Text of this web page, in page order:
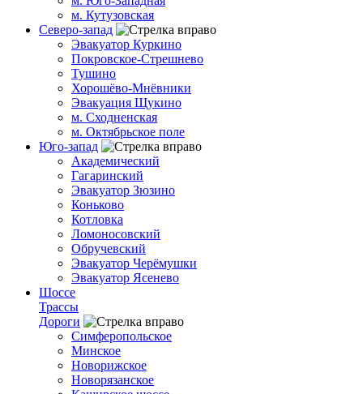
м. Кутузовская
Северо-запад
Эвакуатор Куркино
Покровское-Стрешнево
Тушино
Хорошёво-Мнёвники
Эвакуация Щукино
м. Сходненская
м. Октябрьское поле
Юго-запад
Академический
Гагаринский
Эвакуатор Зюзино
Коньково
Котловка
Ломоносовский
Обручевский
Эвакуатор Черёмушки
Эвакуатор Ясенево
Шоссе
Трассы
Дороги
Симферопольское
Минское
Новорижское
Новорязанское